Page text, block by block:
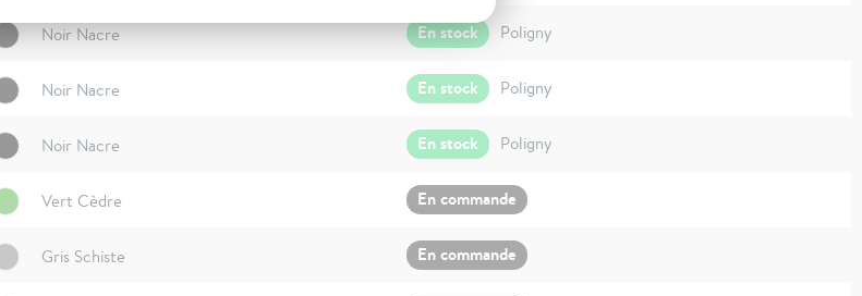
Noir Nacre En stock Poligny
Noir Nacre En stock Poligny
Noir Nacre En stock Poligny
Vert Cèdre En commande
Gris Schiste En commande